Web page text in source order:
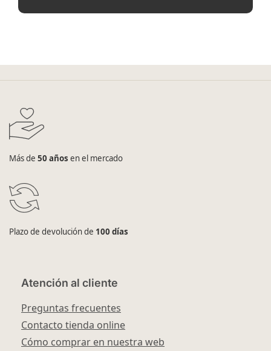
Más de 50 años en el mercado
Plazo de devolución de 100 días
Atención al cliente
Preguntas frecuentes
Contacto tienda online
Cómo comprar en nuestra web